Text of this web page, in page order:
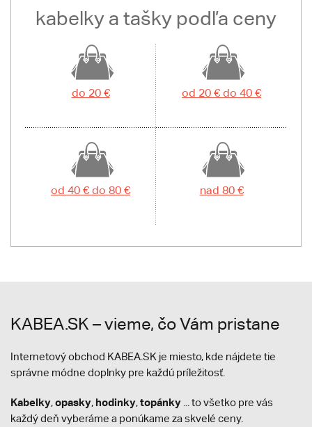
kabelky a tašky podľa ceny
do 20 € od 20 € do 40 €
od 40 € do 80 € nad 80 €
KABEA.SK – vieme, čo Vám pristane
Internetový obchod KABEA.SK je miesto, kde nájdete tie
správne módne doplnky pre každú príležitosť.
Kabelky,opasky, hodinky,topánky ... to všetko pre vás
každý deň vyberáme a ponúkame za skvelé ceny.